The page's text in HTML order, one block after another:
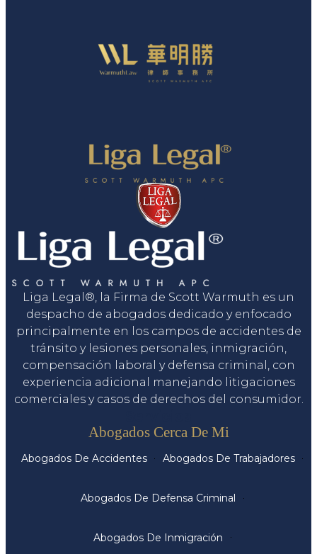
Liga Legal®, la Firma de Scott Warmuth es un
despacho de abogados dedicado y enfocado
principalmente en los campos de accidentes de
tránsito y lesiones personales, inmigración,
compensación laboral y defensa criminal, con
experiencia adicional manejando litigaciones
comerciales y casos de derechos del consumidor.
Abogados Cerca De Mi
Abogados De Accidentes Abogados De Trabajadores
Abogados De Defensa Criminal
Abogados De Inmigración